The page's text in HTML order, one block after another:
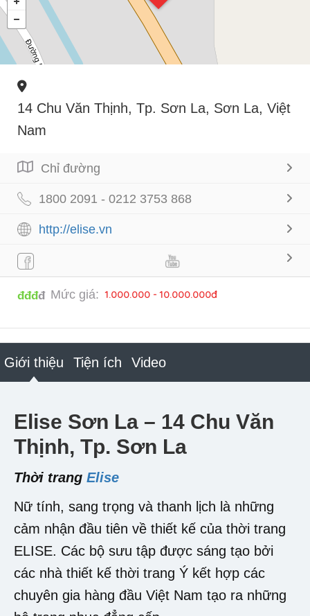
14 Chu Văn Thịnh, Tp. Sơn La, Sơn La, Việt
Nam
Chỉ đường
1800 2091 - 0212 3753 868
http://elise.vn
đđđđ Mức giá: 1.000.000 - 10.000.000đ
Giới thiệu Tiện ích Video
Elise Sơn La – 14 Chu Văn
Thịnh, Tp. Sơn La
Thời trang Elise
Nữ tính, sang trọng và thanh lịch là những
cảm nhận đầu tiên về thiết kế của thời trang
ELISE. Các bộ sưu tập được sáng tạo bởi
các nhà thiết kế thời trang Ý kết hợp các
chuyên gia hàng đầu Việt Nam tạo ra những